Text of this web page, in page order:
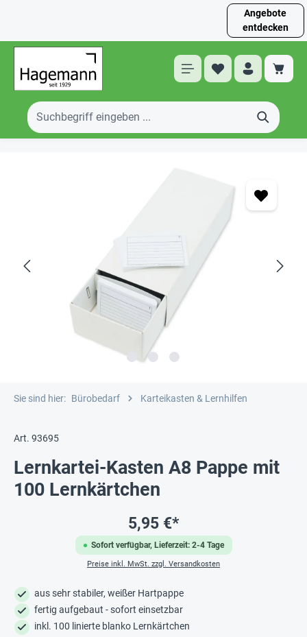
Angebote
entdecken
Sie sind hier: Bürobedarf Karteikasten & Lernhilfen
Art. 93695
Lernkartei-Kasten A8 Pappe mit
100 Lernkärtchen
Sofort verfügbar, Lieferzeit: 2-4 Tage
5,95 €*
Preise inkl. MwSt. zzgl. Versandkosten
aus sehr stabiler, weißer Hartpappe
fertig aufgebaut - sofort einsetzbar
inkl. 100 linierte blanko Lernkärtchen